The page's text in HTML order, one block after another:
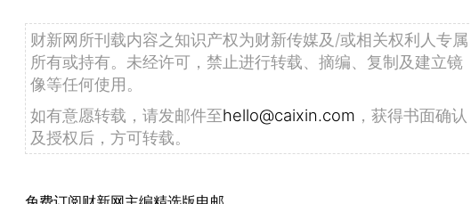
财新网所刊载内容之知识产权为财新传媒及/或相关权利人专属
所有或持有。未经许可，禁止进行转载、摘编、复制及建立镜
像等任何使用。
如有意愿转载，请发邮件至hello@caixin.com ，获得书面确认
及授权后，方可转载。